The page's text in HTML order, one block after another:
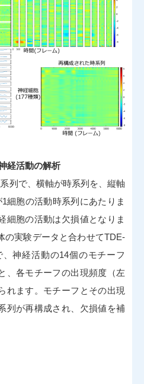
経活動の解析
列で、横軸が時系列を、縦軸
細胞の活動時系列にあたりま
細胞の活動は欠損値となりま
の実験データと合わせてTDE-
神経活動の14個のモチーフ
、各モチーフの出現頻度（左
れます。モチーフとその出現
列が再構成され、欠損値を補